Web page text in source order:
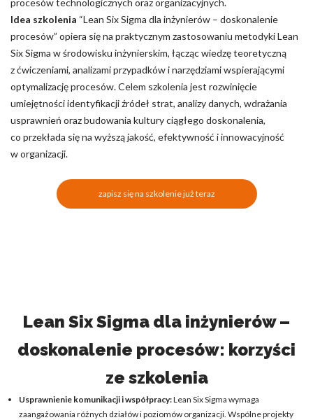
procesów technologicznych oraz organizacyjnych.
Idea szkolenia “Lean Six Sigma dla inżynierów – doskonalenie
procesów” opiera się na praktycznym zastosowaniu metodyki Lean
Six Sigma w środowisku inżynierskim, łącząc wiedzę teoretyczną
z ćwiczeniami, analizami przypadków i narzędziami wspierającymi
optymalizację procesów. Celem szkolenia jest rozwinięcie
umiejętności identyfikacji źródeł strat, analizy danych, wdrażania
usprawnień oraz budowania kultury ciągłego doskonalenia,
co przekłada się na wyższą jakość, efektywność i innowacyjność
w organizacji.
zapisz się na szkolenie już teraz
Lean Six Sigma dla inżynierów –
doskonalenie procesów: korzyści
ze szkolenia
Usprawnienie komunikacji i współpracy:Lean Six Sigma wymaga
zaangażowania różnych działów i poziomów organizacji. Wspólne projekty